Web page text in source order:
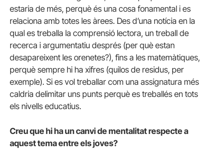
estaria de més, perquè és una cosa fonamental i es
relaciona amb totes les àrees. Des d’una notícia en la
qual es treballa la comprensió lectora, un treball de
recerca i argumentatiu després (per què estan
desapareixent les orenetes?), fins a les matemàtiques,
perquè sempre hi ha xifres (quilos de residus, per
exemple). Si es vol treballar com una assignatura més
caldria delimitar uns punts perquè es treballés en tots
els nivells educatius.
Creu que hi ha un canvi de mentalitat respecte a
aquest tema entre els joves?